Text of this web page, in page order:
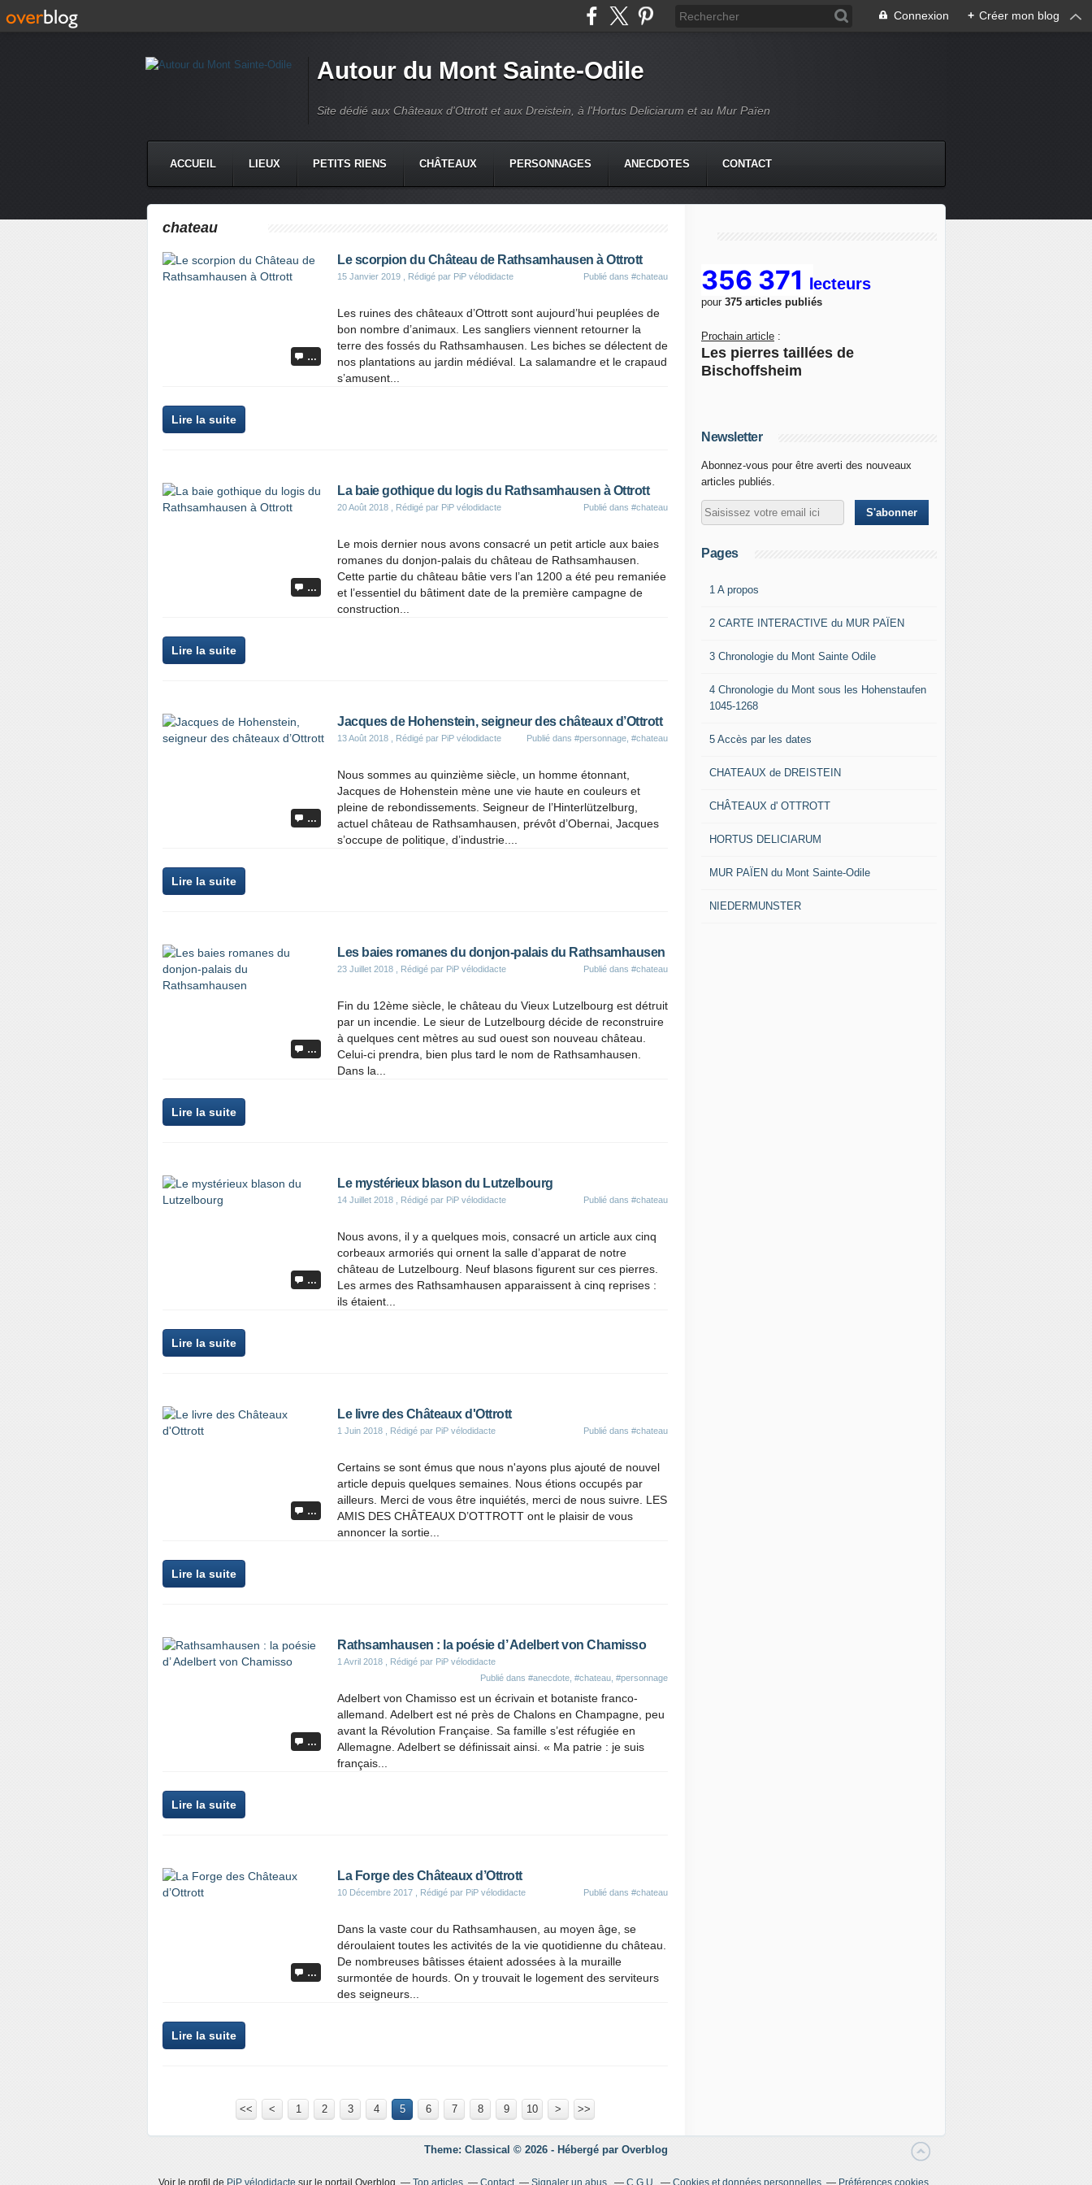
Connexion + Créer mon blog
Autour du Mont Sainte-Odile
Site dédié aux Châteaux d'Ottrott et aux Dreistein, à l'Hortus Deliciarum et au Mur Païen
ACCUEIL LIEUX PETITS RIENS CHÂTEAUX PERSONNAGES ANECDOTES CONTACT
chateau
…
Le scorpion du Château de Rathsamhausen à Ottrott
15 Janvier 2019 , Rédigé par PiP vélodidacte Publié dans #chateau
Les ruines des châteaux d’Ottrott sont aujourd’hui peuplées de
bon nombre d’animaux. Les sangliers viennent retourner la
terre des fossés du Rathsamhausen. Les biches se délectent de
nos plantations au jardin médiéval. La salamandre et le crapaud
s’amusent...
Lire la suite
…
La baie gothique du logis du Rathsamhausen à Ottrott
20 Août 2018 , Rédigé par PiP vélodidacte Publié dans #chateau
Le mois dernier nous avons consacré un petit article aux baies
romanes du donjon-palais du château de Rathsamhausen.
Cette partie du château bâtie vers l’an 1200 a été peu remaniée
et l’essentiel du bâtiment date de la première campagne de
construction...
Lire la suite
…
Jacques de Hohenstein, seigneur des châteaux d’Ottrott
13 Août 2018 , Rédigé par PiP vélodidacte Publié dans #personnage #chateau
Nous sommes au quinzième siècle, un homme étonnant,
Jacques de Hohenstein mène une vie haute en couleurs et
pleine de rebondissements. Seigneur de l’Hinterlützelburg,
actuel château de Rathsamhausen, prévôt d’Obernai, Jacques
s’occupe de politique, d’industrie....
Lire la suite
…
Les baies romanes du donjon-palais du Rathsamhausen
23 Juillet 2018 , Rédigé par PiP vélodidacte Publié dans #chateau
Fin du 12ème siècle, le château du Vieux Lutzelbourg est détruit
par un incendie. Le sieur de Lutzelbourg décide de reconstruire
à quelques cent mètres au sud ouest son nouveau château.
Celui-ci prendra, bien plus tard le nom de Rathsamhausen.
Dans la...
Lire la suite
…
Le mystérieux blason du Lutzelbourg
14 Juillet 2018 , Rédigé par PiP vélodidacte Publié dans #chateau
Nous avons, il y a quelques mois, consacré un article aux cinq
corbeaux armoriés qui ornent la salle d’apparat de notre
château de Lutzelbourg. Neuf blasons figurent sur ces pierres.
Les armes des Rathsamhausen apparaissent à cinq reprises :
ils étaient...
Lire la suite
…
Le livre des Châteaux d'Ottrott
1 Juin 2018 , Rédigé par PiP vélodidacte Publié dans #chateau
Certains se sont émus que nous n'ayons plus ajouté de nouvel
article depuis quelques semaines. Nous étions occupés par
ailleurs. Merci de vous être inquiétés, merci de nous suivre. LES
AMIS DES CHÂTEAUX D’OTTROTT ont le plaisir de vous
annoncer la sortie...
Lire la suite
…
Rathsamhausen : la poésie d’ Adelbert von Chamisso
1 Avril 2018 , Rédigé par PiP vélodidacte
Publié dans #anecdote #chateau #personnage
Adelbert von Chamisso est un écrivain et botaniste franco-
allemand. Adelbert est né près de Chalons en Champagne, peu
avant la Révolution Française. Sa famille s’est réfugiée en
Allemagne. Adelbert se définissait ainsi. « Ma patrie : je suis
français...
Lire la suite
…
La Forge des Châteaux d’Ottrott
10 Décembre 2017 , Rédigé par PiP vélodidacte Publié dans #chateau
Dans la vaste cour du Rathsamhausen, au moyen âge, se
déroulaient toutes les activités de la vie quotidienne du château.
De nombreuses bâtisses étaient adossées à la muraille
surmontée de hourds. On y trouvait le logement des serviteurs
des seigneurs...
Lire la suite
<< < 1 2 3 4 5 6 7 8 9 10 > >>
356 371 lecteurs
pour 375 articles publiés
Prochain article :
Les pierres taillées de
Bischoffsheim
Newsletter
Abonnez-vous pour être averti des nouveaux
articles publiés.
Pages
1 A propos
2 CARTE INTERACTIVE du MUR PAÏEN
3 Chronologie du Mont Sainte Odile
4 Chronologie du Mont sous les Hohenstaufen
1045-1268
5 Accès par les dates
CHATEAUX de DREISTEIN
CHÂTEAUX d' OTTROTT
HORTUS DELICIARUM
MUR PAÏEN du Mont Sainte-Odile
NIEDERMUNSTER
Theme: Classical © 2026 - Hébergé par Overblog
Voir le profil de PiP vélodidacte sur le portail Overblog Top articles Contact Signaler un abus C.G.U. Cookies et données personnelles Préférences cookies